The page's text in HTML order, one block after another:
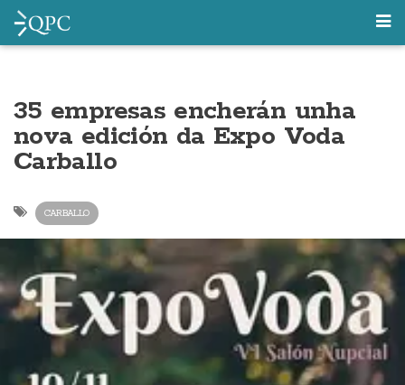
35 empresas encherán unha
nova edición da Expo Voda
Carballo
CARBALLO